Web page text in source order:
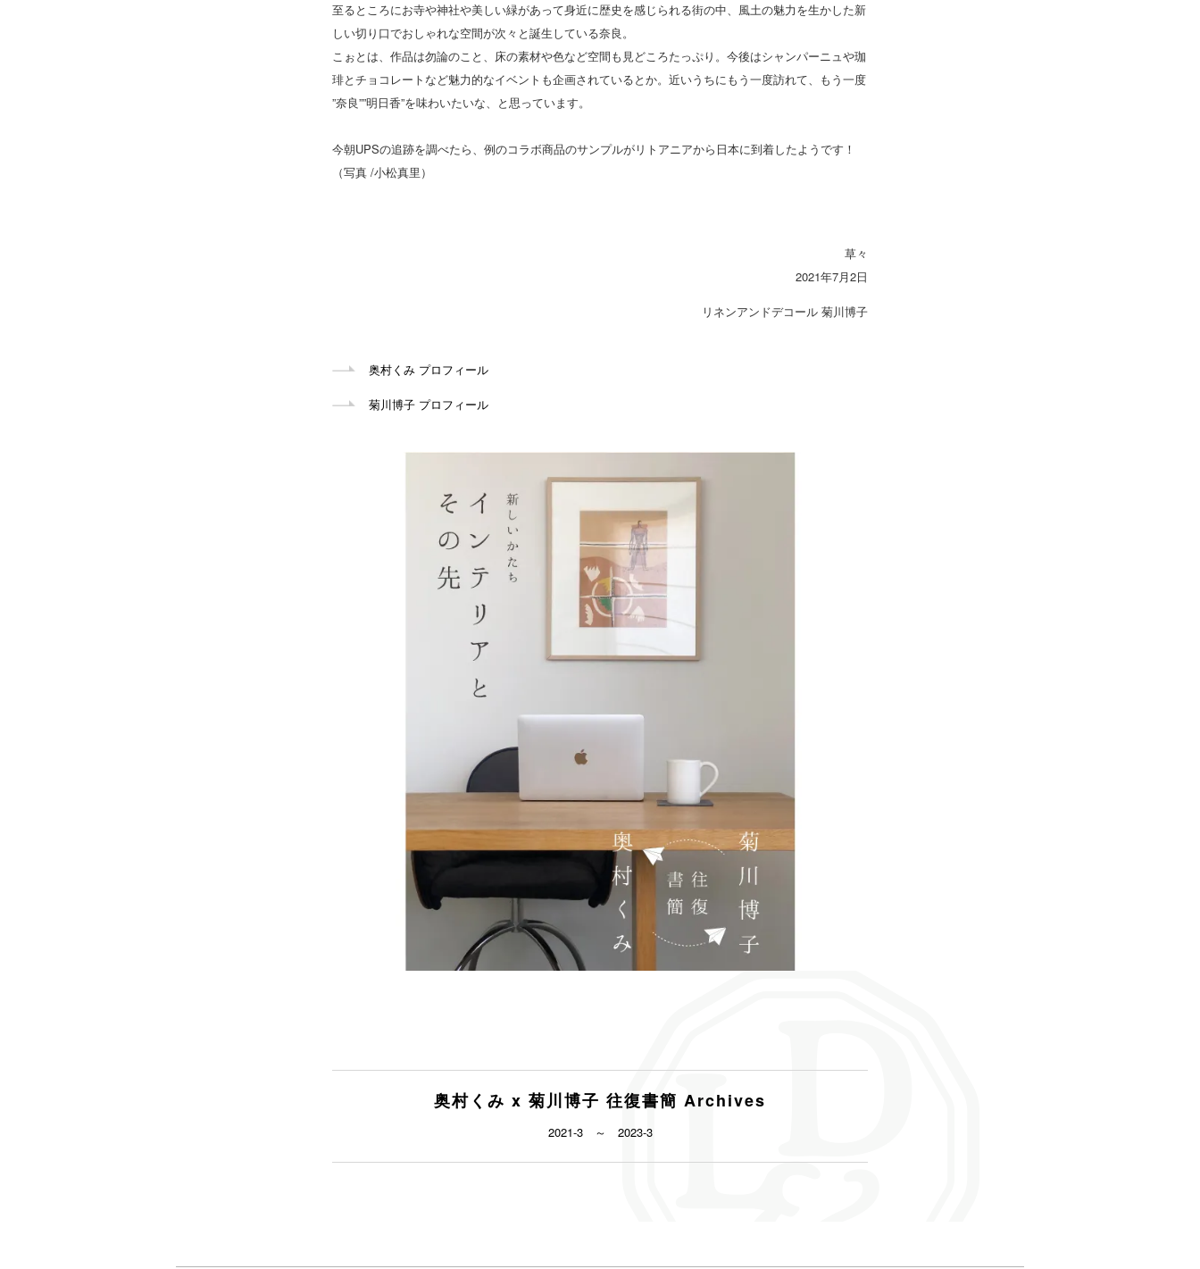
至るところにお寺や神社や美しい緑があって身近に歴史を感じられる街の中、風土の魅力を生かした新
しい切り口でおしゃれな空間が次々と誕生している奈良。
こぉとは、作品は勿論のこと、床の素材や色など空間も見どころたっぷり。今後はシャンパーニュや珈
琲とチョコレートなど魅力的なイベントも企画されているとか。近いうちにもう一度訪れて、もう一度
”奈良””明日香”を味わいたいな、と思っています。
今朝UPSの追跡を調べたら、例のコラボ商品のサンプルがリトアニアから日本に到着したようです！
（写真 /小松真里）
草々
2021年7月2日
リネンアンドデコール 菊川博子
奥村くみ プロフィール
菊川博子 プロフィール
奥村くみ x 菊川博子 往復書簡 Archives
2021-3 ～ 2023-3